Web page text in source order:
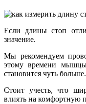
Если длины стоп
значение.
Мы рекомендуем
этому времени
становится чуть больше.
Стоит учесть, что
влиять на комфортную